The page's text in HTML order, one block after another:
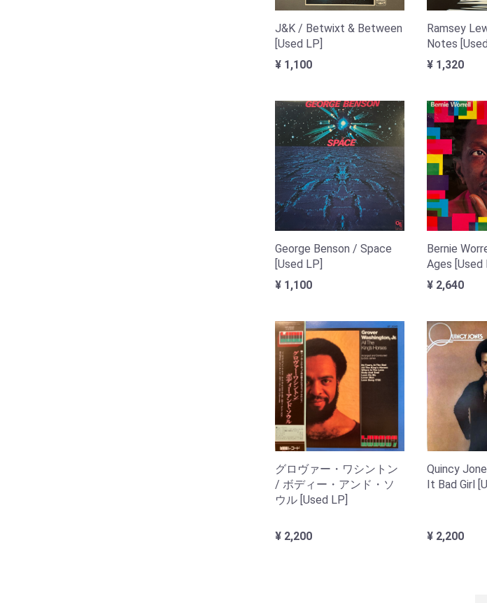
J&K / Betwixt & Between
[Used LP]
¥ 1,100
Ramsey
Notes
¥ 1,320
George Benson / Space
[Used LP]
¥ 1,100
Bernie
Ages [Used
¥ 2,640
グロヴァー・ワシントン
/ ボディー・アンド・ソ
ウル [Used LP]
¥ 2,200
Quincy
It Bad Girl
¥ 2,200